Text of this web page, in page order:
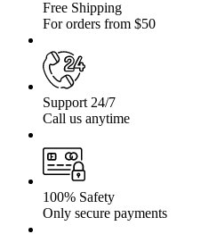
Free Shipping
For orders from $50
Support 24/7
Call us anytime
100% Safety
Only secure payments